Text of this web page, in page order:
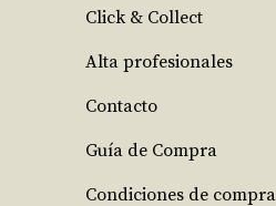
Click & Collect
Alta profesionales
Contacto
Guía de Compra
Condiciones de compra